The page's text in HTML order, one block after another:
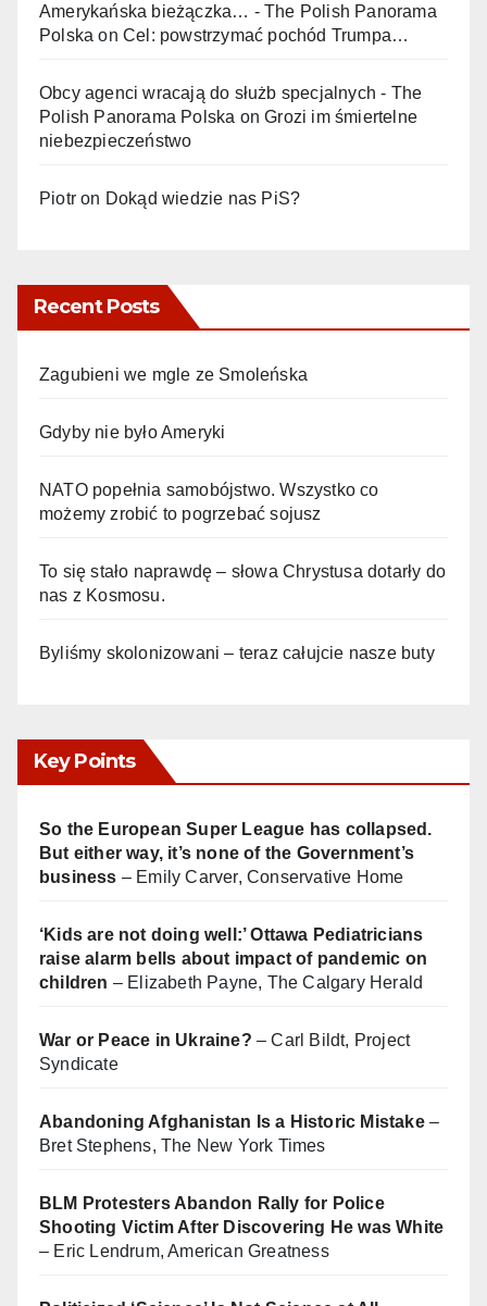
Amerykańska bieżączka… - The Polish Panorama
Polska onCel: powstrzymać pochód Trumpa…
Obcy agenci wracają do służb specjalnych - The
Polish Panorama Polska onGrozi im śmiertelne
niebezpieczeństwo
Piotr on Dokąd wiedzie nas PiS?
Recent Posts
Zagubieni we mgle ze Smoleńska
Gdyby nie było Ameryki
NATO popełnia samobójstwo. Wszystko co
możemy zrobić to pogrzebać sojusz
To się stało naprawdę – słowa Chrystusa dotarły do
nas z Kosmosu.
Byliśmy skolonizowani – teraz całujcie nasze buty
Key Points
So the European Super League has collapsed.
But either way, it’s none of the Government’s
business – Emily Carver, Conservative Home
‘Kids are not doing well:’ Ottawa Pediatricians
raise alarm bells about impact of pandemic on
children – Elizabeth Payne, The Calgary Herald
War or Peace in Ukraine? – Carl Bildt, Project
Syndicate
Abandoning Afghanistan Is a Historic Mistake–
Bret Stephens, The New York Times
BLM Protesters Abandon Rally for Police
Shooting Victim After Discovering He was White
– Eric Lendrum, American Greatness